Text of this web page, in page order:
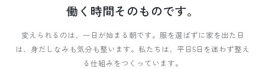
働く時間そのものです。
変えられるのは、一日が始まる朝です。 服を選ばずに家を出た日
は、身だしなみも気分も整います。 私たちは、平日5日を迷わず整え
る仕組みをつくっています。